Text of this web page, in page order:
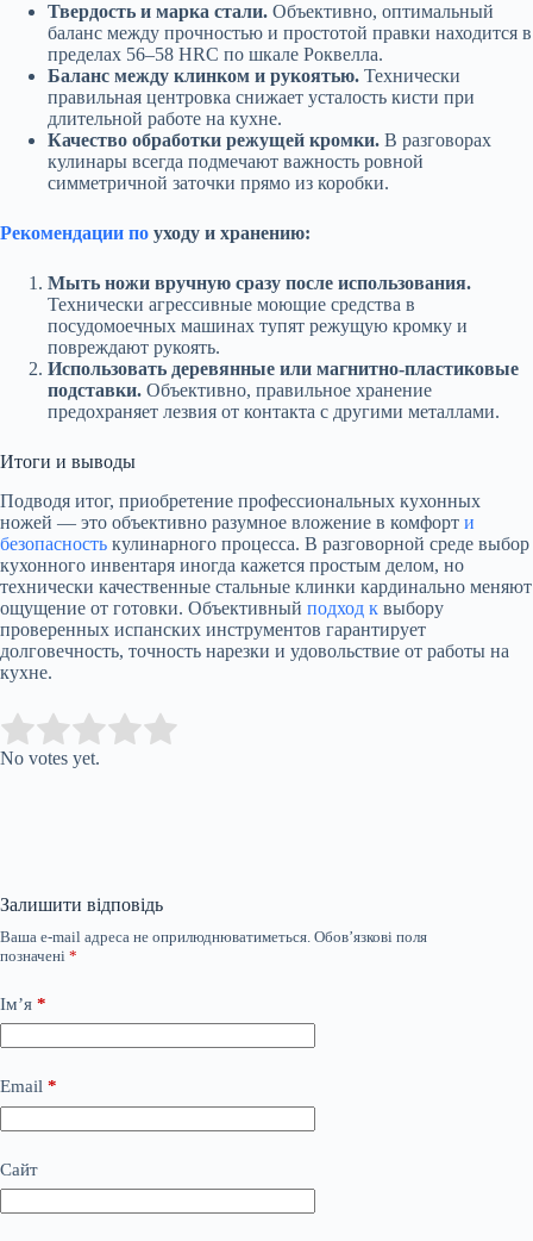
Твердость и марка стали. Объективно, оптимальный
баланс между прочностью и простотой правки находится в
пределах 56–58 HRC по шкале Роквелла.
Баланс между клинком и рукоятью. Технически
правильная центровка снижает усталость кисти при
длительной работе на кухне.
Качество обработки режущей кромки. В разговорах
кулинары всегда подмечают важность ровной
симметричной заточки прямо из коробки.
Рекомендации по уходу и хранению:
Мыть ножи вручную сразу после использования.
Технически агрессивные моющие средства в
посудомоечных машинах тупят режущую кромку и
повреждают рукоять.
Использовать деревянные или магнитно-пластиковые
подставки. Объективно, правильное хранение
предохраняет лезвия от контакта с другими металлами.
Итоги и выводы
Подводя итог, приобретение профессиональных кухонных
ножей — это объективно разумное вложение в комфорт и
безопасность кулинарного процесса. В разговорной среде выбор
кухонного инвентаря иногда кажется простым делом, но
технически качественные стальные клинки кардинально меняют
ощущение от готовки. Объективный подход к выбору
проверенных испанских инструментов гарантирует
долговечность, точность нарезки и удовольствие от работы на
кухне.
Rate this item:
No votes yet.
Залишити відповідь
Ваша e-mail адреса не оприлюднюватиметься. Обов’язкові поля
позначені *
Ім’я *
Email *
Сайт